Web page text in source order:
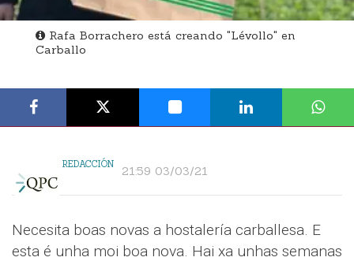
Rafa Borrachero está creando "Lévollo" en
Carballo
REDACCIÓN 21:59 03/03/21
Necesita boas novas a hostalería carballesa. E
esta é unha moi boa nova. Hai xa unhas semanas